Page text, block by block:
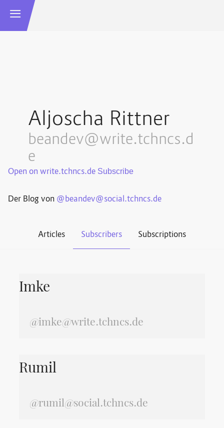
Aljoscha Rittner
beandev@write.tchncs.d
e
Open on write.tchncs.de
Der Blog von @beandev@social.tchncs.de
Articles Subscribers Subscriptions
Imke
@imke@write.tchncs.de
Rumil
@rumil@social.tchncs.de